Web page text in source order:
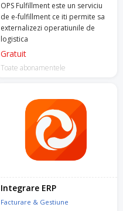
OPS Fulfillment este un serviciu
de e-fulfillment ce iti permite sa
externalizezi operatiunile de
logistica
Gratuit
Toate abonamentele
Integrare ERP
Facturare & Gestiune